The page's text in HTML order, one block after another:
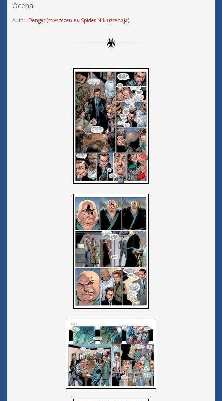
Ocena:
Autor: Dengar (streszczenie), Spider-Nik (recenzja)